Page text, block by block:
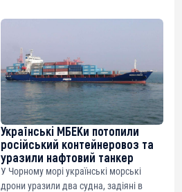
Українські МБЕКи потопили
російський контейнеровоз та
уразили нафтовий танкер
У Чорному морі українські морські
дрони уразили два судна, задіяні в